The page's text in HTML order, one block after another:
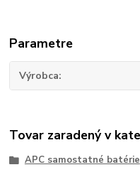
Parametre
Výrobca
Tovar zaradený v
APC samostatné batérie